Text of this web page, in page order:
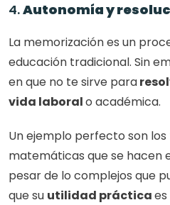
4. Autonomía y
La memorización es un
educación tradicional. Sin
en que no te sirve para
vida laboral o académica.
Un ejemplo perfecto son
matemáticas que se hacen
pesar de lo complejos que
que su utilidad práctica es